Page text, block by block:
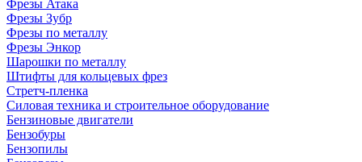
Фрезы Атака
Фрезы Зубр
Фрезы по металлу
Фрезы Энкор
Шарошки по металлу
Штифты для кольцевых фрез
Стретч-пленка
Силовая техника и строительное оборудование
Бензиновые двигатели
Бензобуры
Бензопилы